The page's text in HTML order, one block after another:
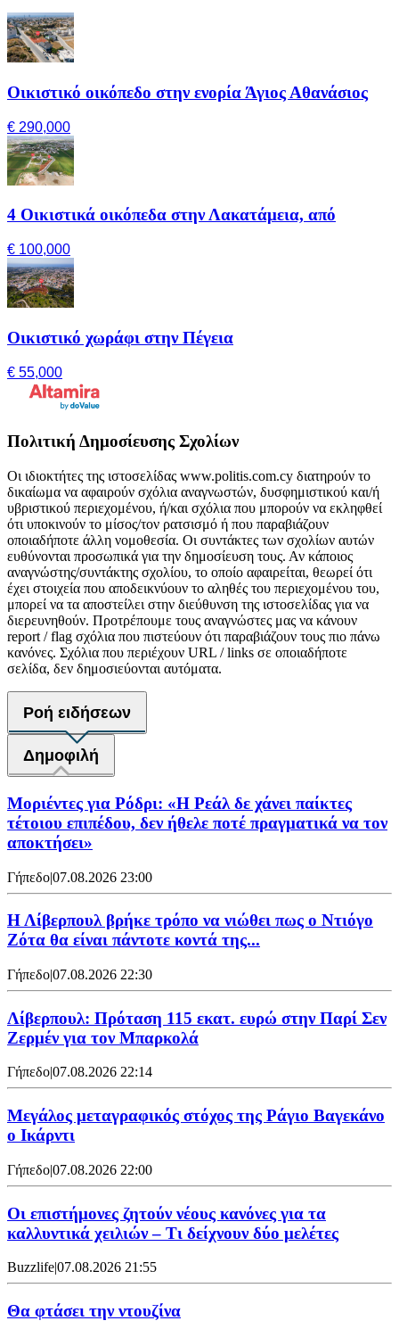
Οικιστικό οικόπεδο στην ενορία Άγιος Αθανάσιος
€ 290,000
4 Οικιστικά οικόπεδα στην Λακατάμεια, από
€ 100,000
Οικιστικό χωράφι στην Πέγεια
€ 55,000
Πολιτική Δημοσίευσης Σχολίων
Οι ιδιοκτήτες της ιστοσελίδας www.politis.com.cy διατηρούν το
δικαίωμα να αφαιρούν σχόλια αναγνωστών, δυσφημιστικού και/ή
υβριστικού περιεχομένου, ή/και σχόλια που μπορούν να εκληφθεί
ότι υποκινούν το μίσος/τον ρατσισμό ή που παραβιάζουν
οποιαδήποτε άλλη νομοθεσία. Οι συντάκτες των σχολίων αυτών
ευθύνονται προσωπικά για την δημοσίευση τους. Αν κάποιος
αναγνώστης/συντάκτης σχολίου, το οποίο αφαιρείται, θεωρεί ότι
έχει στοιχεία που αποδεικνύουν το αληθές του περιεχομένου του,
μπορεί να τα αποστείλει στην διεύθυνση της ιστοσελίδας για να
διερευνηθούν. Προτρέπουμε τους αναγνώστες μας να κάνουν
report / flag σχόλια που πιστεύουν ότι παραβιάζουν τους πιο πάνω
κανόνες. Σχόλια που περιέχουν URL / links σε οποιαδήποτε
σελίδα, δεν δημοσιεύονται αυτόματα.
Ροή ειδήσεων
Δημοφιλή
Μοριέντες για Ρόδρι: «Η Ρεάλ δε χάνει παίκτες
τέτοιου επιπέδου, δεν ήθελε ποτέ πραγματικά να τον
αποκτήσει»
Γήπεδο|07.08.2026 23:00
Η Λίβερπουλ βρήκε τρόπο να νιώθει πως ο Ντιόγο
Ζότα θα είναι πάντοτε κοντά της...
Γήπεδο|07.08.2026 22:30
Λίβερπουλ: Πρόταση 115 εκατ. ευρώ στην Παρί Σεν
Ζερμέν για τον Μπαρκολά
Γήπεδο|07.08.2026 22:14
Μεγάλος μεταγραφικός στόχος της Ράγιο Βαγεκάνο
ο Ικάρντι
Γήπεδο|07.08.2026 22:00
Οι επιστήμονες ζητούν νέους κανόνες για τα
καλλυντικά χειλιών – Τι δείχνουν δύο μελέτες
Buzzlife|07.08.2026 21:55
Θα φτάσει την ντουζίνα